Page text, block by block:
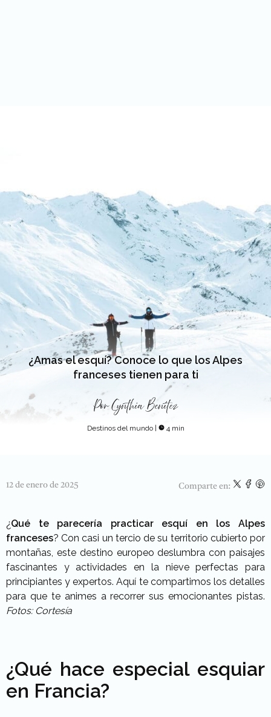
¿Amas el esquí? Conoce lo que los Alpes
franceses tienen para ti
PorCynthia Benítez
Destinos del mundo 4 min
12 de enero de 2025 Comparte en:
¿Qué te parecería practicar esquí en los Alpes
franceses? Con casi un tercio de su territorio cubierto por
montañas, este destino europeo deslumbra con paisajes
fascinantes y actividades en la nieve perfectas para
principiantes y expertos. Aquí te compartimos los detalles
para que te animes a recorrer sus emocionantes pistas.
Fotos: Cortesía
¿Qué hace especial esquiar
en Francia?